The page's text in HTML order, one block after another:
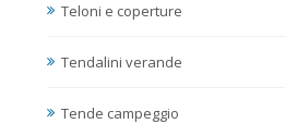
Teloni e coperture
Tendalini verande
Tende campeggio